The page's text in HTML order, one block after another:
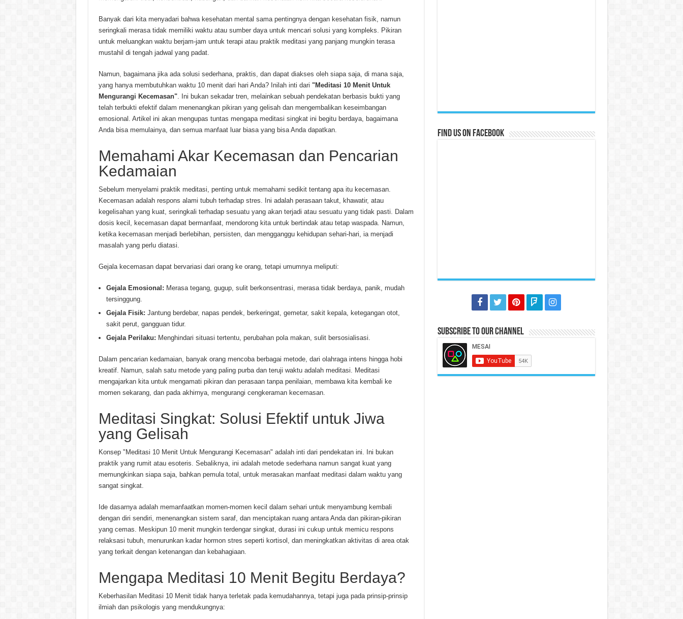
Banyak dari kita menyadari bahwa kesehatan mental sama pentingnya dengan kesehatan fisik, namun
seringkali merasa tidak memiliki waktu atau sumber daya untuk mencari solusi yang kompleks. Pikiran
untuk meluangkan waktu berjam-jam untuk terapi atau praktik meditasi yang panjang mungkin terasa
mustahil di tengah jadwal yang padat.
Namun, bagaimana jika ada solusi sederhana, praktis, dan dapat diakses oleh siapa saja, di mana saja,
yang hanya membutuhkan waktu 10 menit dari hari Anda? Inilah inti dari "Meditasi 10 Menit Untuk
Mengurangi Kecemasan". Ini bukan sekadar tren, melainkan sebuah pendekatan berbasis bukti yang
telah terbukti efektif dalam menenangkan pikiran yang gelisah dan mengembalikan keseimbangan
emosional. Artikel ini akan mengupas tuntas mengapa meditasi singkat ini begitu berdaya, bagaimana
Anda bisa memulainya, dan semua manfaat luar biasa yang bisa Anda dapatkan.
Memahami Akar Kecemasan dan Pencarian
Kedamaian
Sebelum menyelami praktik meditasi, penting untuk memahami sedikit tentang apa itu kecemasan.
Kecemasan adalah respons alami tubuh terhadap stres. Ini adalah perasaan takut, khawatir, atau
kegelisahan yang kuat, seringkali terhadap sesuatu yang akan terjadi atau sesuatu yang tidak pasti. Dalam
dosis kecil, kecemasan dapat bermanfaat, mendorong kita untuk bertindak atau tetap waspada. Namun,
ketika kecemasan menjadi berlebihan, persisten, dan mengganggu kehidupan sehari-hari, ia menjadi
masalah yang perlu diatasi.
Gejala kecemasan dapat bervariasi dari orang ke orang, tetapi umumnya meliputi:
Gejala Emosional: Merasa tegang, gugup, sulit berkonsentrasi, merasa tidak berdaya, panik, mudah
tersinggung.
Gejala Fisik: Jantung berdebar, napas pendek, berkeringat, gemetar, sakit kepala, ketegangan otot,
sakit perut, gangguan tidur.
Gejala Perilaku: Menghindari situasi tertentu, perubahan pola makan, sulit bersosialisasi.
Dalam pencarian kedamaian, banyak orang mencoba berbagai metode, dari olahraga intens hingga hobi
kreatif. Namun, salah satu metode yang paling purba dan teruji waktu adalah meditasi. Meditasi
mengajarkan kita untuk mengamati pikiran dan perasaan tanpa penilaian, membawa kita kembali ke
momen sekarang, dan pada akhirnya, mengurangi cengkeraman kecemasan.
Meditasi Singkat: Solusi Efektif untuk Jiwa
yang Gelisah
Konsep "Meditasi 10 Menit Untuk Mengurangi Kecemasan" adalah inti dari pendekatan ini. Ini bukan
praktik yang rumit atau esoteris. Sebaliknya, ini adalah metode sederhana namun sangat kuat yang
memungkinkan siapa saja, bahkan pemula total, untuk merasakan manfaat meditasi dalam waktu yang
sangat singkat.
Ide dasarnya adalah memanfaatkan momen-momen kecil dalam sehari untuk menyambung kembali
dengan diri sendiri, menenangkan sistem saraf, dan menciptakan ruang antara Anda dan pikiran-pikiran
yang cemas. Meskipun 10 menit mungkin terdengar singkat, durasi ini cukup untuk memicu respons
relaksasi tubuh, menurunkan kadar hormon stres seperti kortisol, dan meningkatkan aktivitas di area otak
yang terkait dengan ketenangan dan kebahagiaan.
Mengapa Meditasi 10 Menit Begitu Berdaya?
Keberhasilan Meditasi 10 Menit tidak hanya terletak pada kemudahannya, tetapi juga pada prinsip-prinsip
ilmiah dan psikologis yang mendukungnya:
Find us on Facebook
Subscribe to our Channel